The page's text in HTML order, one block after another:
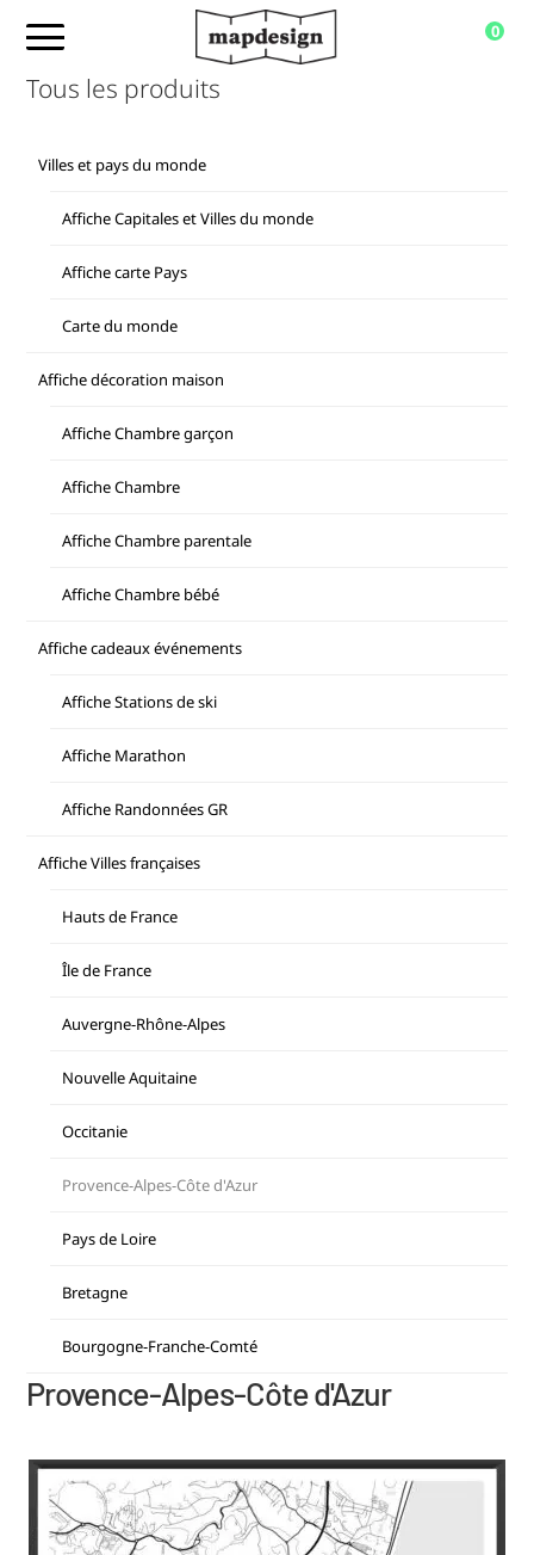
0
Tous les produits
Villes et pays du monde
Affiche Capitales et Villes du monde
Affiche carte Pays
Carte du monde
Affiche décoration maison
Affiche Chambre garçon
Affiche Chambre
Affiche Chambre parentale
Affiche Chambre bébé
Affiche cadeaux événements
Affiche Stations de ski
Affiche Marathon
Affiche Randonnées GR
Affiche Villes françaises
Hauts de France
Île de France
Auvergne-Rhône-Alpes
Nouvelle Aquitaine
Occitanie
Provence-Alpes-Côte d'Azur
Pays de Loire
Bretagne
Bourgogne-Franche-Comté
Provence-Alpes-Côte d'Azur